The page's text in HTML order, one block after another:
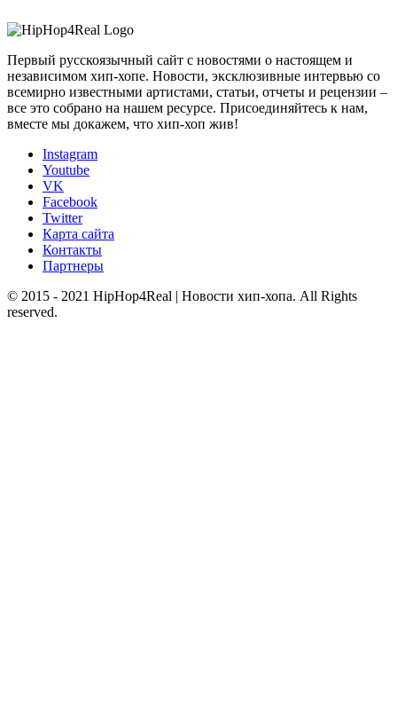
Первый русскоязычный сайт с новостями о настоящем и
независимом хип-хопе. Новости, эксклюзивные интервью со
всемирно известными артистами, статьи, отчеты и рецензии –
все это собрано на нашем ресурсе. Присоединяйтесь к нам,
вместе мы докажем, что хип-хоп жив!
Instagram
Youtube
VK
Facebook
Twitter
Карта сайта
Контакты
Партнеры
© 2015 - 2021 HipHop4Real | Новости хип-хопа. All Rights
reserved.